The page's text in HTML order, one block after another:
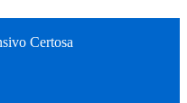
Certosa